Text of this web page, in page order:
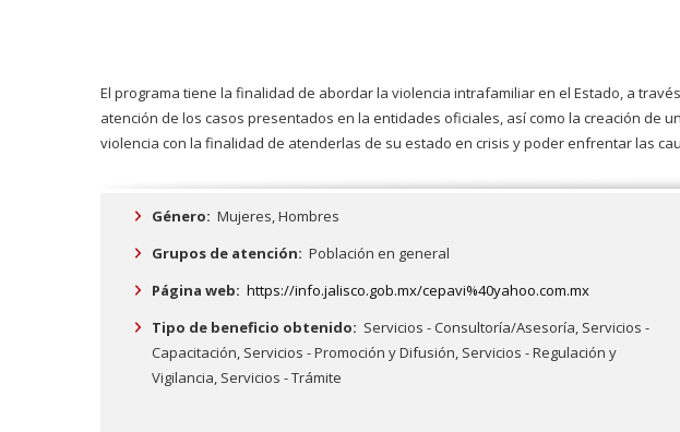
El programa tiene la finalidad de abordar la violencia intrafamiliar en el Estado, a
atención de los casos presentados en la entidades oficiales, así­ como la creación de
violencia con la finalidad de atenderlas de su estado en crisis y poder enfrentar las
Género: Mujeres, Hombres
Grupos de atención: Población en general
Página web: https://info.jalisco.gob.mx/cepavi%40yahoo.com.mx
Tipo de beneficio obtenido: Servicios - Consultoría/Asesoría, Servicios -
Capacitación, Servicios - Promoción y Difusión, Servicios - Regulación y
Vigilancia, Servicios - Trámite